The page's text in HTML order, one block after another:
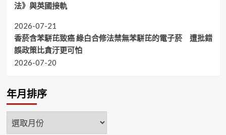
法》與英國接軌
2026-07-21
香菸含苯駢芘致癌 綠白合修法禁無苯駢芘的電子菸 遭批錯
誤政策比貪汙更可怕
2026-07-20
年月排序
年
月